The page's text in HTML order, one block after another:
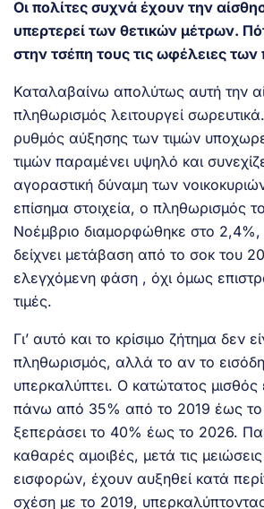
Οι πολίτες συχνά έχουν την
υπερτερεί των θετικών μέτρων.
στην τσέπη τους τις ωφέλειες
Καταλαβαίνω απολύτως αυτή την
πληθωρισμός λειτουργεί
ρυθμός αύξησης των τιμών
τιμών παραμένει υψηλό και
αγοραστική δύναμη των
επίσημα στοιχεία, ο πληθωρισμός
Νοέμβριο διαμορφώθηκε στο
δείχνει μετάβαση από το σοκ του
ελεγχόμενη φάση , όχι όμως
τιμές.
Γι’ αυτό και το κρίσιμο ζήτημα δεν
πληθωρισμός, αλλά το αν το
υπερκαλύπτει. Ο κατώτατος μισθός
πάνω από 35% από το 2019 έως το
ξεπεράσει το 40% έως το 2026.
καθαρές αμοιβές, μετά τις
εισφορών, έχουν αυξηθεί κατά
σχέση με το 2019,